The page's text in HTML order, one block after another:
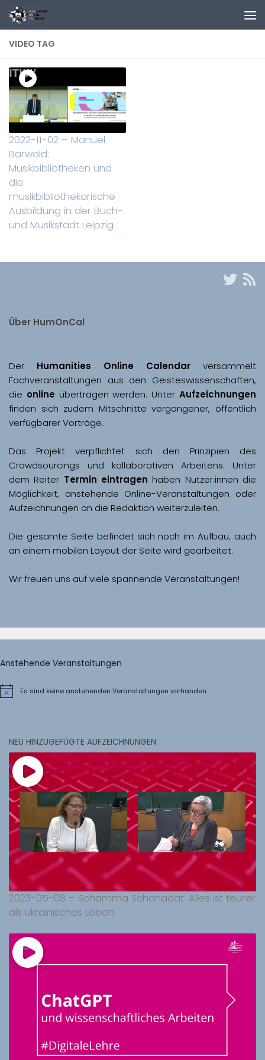
Zum Inhalt springen
VIDEO TAG
2022-11-02 – Manuel
Bärwald:
Musikbibliotheken und
die
musikbibliothekarische
Ausbildung in der Buch-
und Musikstadt Leipzig
Über HumOnCal
Der Humanities Online Calendar versammelt
Fachveranstaltungen aus den Geisteswissenschaften,
die online übertragen werden. Unter Aufzeichnungen
finden sich zudem Mitschnitte vergangener, öffentlich
Das Projekt verpflichtet sich den Prinzipien des
Crowdsourcings und kollaborativen Arbeitens. Unter
dem Reiter Termin eintragen haben Nutzer:innen die
Möglichkeit, anstehende Online-Veranstaltungen oder
Aufzeichnungen an die Redaktion weiterzuleiten.
Die gesamte Seite befindet sich noch im Aufbau; auch
Wir freuen uns auf viele spannende Veranstaltungen!
Anstehende Veranstaltungen
HinweisEs sind keine anstehenden Veranstaltungen vorhanden.
NEU HINZUGEFÜGTE AUFZEICHNUNGEN
2023-05-08 – Schamma Schahadat: Alles ist teurer
als ukrainisches Leben